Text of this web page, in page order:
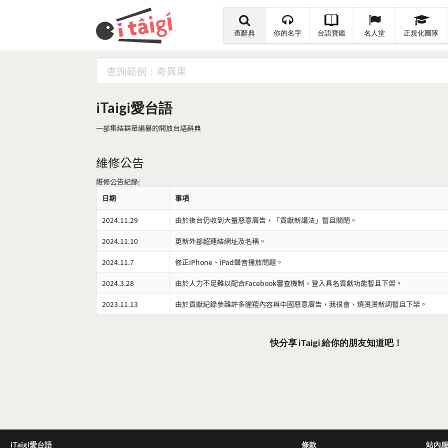
查辭典 你的名字 台語寶鑑 名人堂 正規化團隊
iTaigi愛台語
一部集結群眾編纂的開放台語辭典
維修公告
維修公告紀錄:
日期
事項
2024.11.29 由於後台仍收到大量惡意廣告，「貢獻新講法」暫且關閉。
2024.11.10 更新外部超連結網址及名稱。
2024.11.7 修正iPhone、iPad聲音播放問題。
2024.3.28 由於人力不足難以配合Facebook審查機制，登入具名貢獻功能暫且下架。
2023.11.13 由於貢獻紀錄參雜許多腥羶內容與中國惡意廣告，我很會、燒燙燙新詞暫且下架。
快分享 iTaigi 給你的朋友知道吧！
iTaigi愛台語 條款 站內